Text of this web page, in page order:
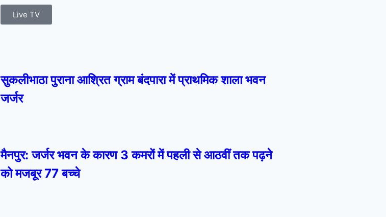
Live TV
सुकलीभाठा पुराना आश्रित ग्राम बंदपारा में प्राथमिक शाला भवन
जर्जर
मैनपुर: जर्जर भवन के कारण 3 कमरों में पहली से आठवीं तक पढ़ने
को मजबूर 77 बच्चे